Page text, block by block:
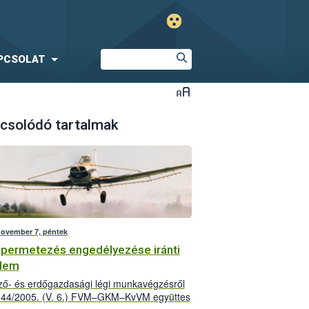
tartalmak
7, péntek
engedélyezése iránti
és erdőgazdasági légi munkavégzésről
2005. (V. 6.) FVM–GKM–KvVM együttes